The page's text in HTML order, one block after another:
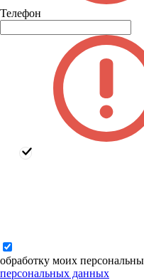
Телефон
обработку моих
персональных данных